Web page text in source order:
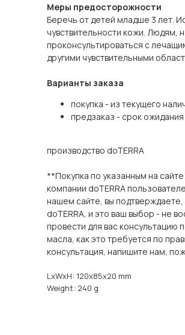
Меры предосторожности
Беречь от детей младше 3 лет.
чувствительности кожи. Людям,
проконсультироваться с
другими чувствительными
Варианты заказа
покупка - из текущего
предзаказ - срок
производство doTERRA
**Покупка по указанным на
компании doTERRA
нашем сайте, вы
doTERRA, и это ваш выбор - не
провести для вас консультацию
масла, как это требуется по
консультация, напишите нам,
LxWxH: 120x85x20 mm
Weight: 240 g